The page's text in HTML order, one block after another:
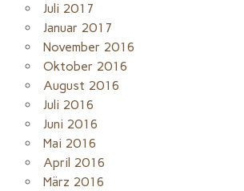
Juli 2017
Januar 2017
November 2016
Oktober 2016
August 2016
Juli 2016
Juni 2016
Mai 2016
April 2016
März 2016